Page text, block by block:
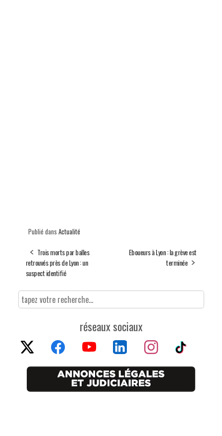
Publié dans Actualité
Trois morts par balles
retrouvés près de Lyon : un
suspect identifié
Eboueurs à Lyon : la grève est
terminée
réseaux sociaux